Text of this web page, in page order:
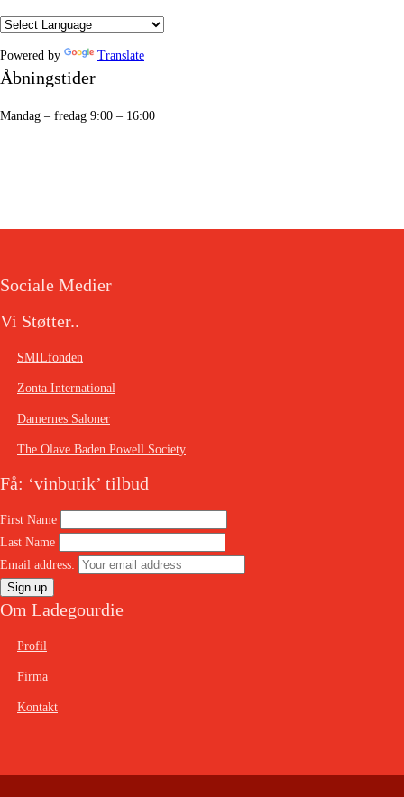
Powered by Translate
Åbningstider
Mandag – fredag 9:00 – 16:00
Sociale Medier
Vi Støtter..
SMILfonden
Zonta International
Damernes Saloner
The Olave Baden Powell Society
Få: ‘vinbutik’ tilbud
First Name
Last Name
Email address:
Om Ladegourdie
Profil
Firma
Kontakt